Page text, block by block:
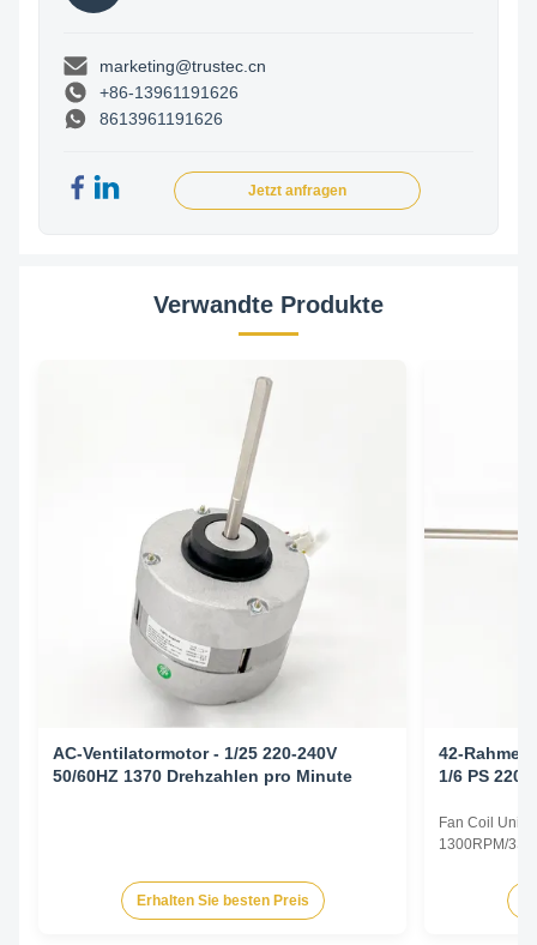
marketing@trustec.cn
+86-13961191626
8613961191626
Jetzt anfragen
Verwandte Produkte
AC-Ventilatormotor - 1/25 220-240V
50/60HZ 1370 Drehzahlen pro Minute
Erhalten Sie besten Preis
42-
1/6 PS 220-
Fan Coil Unit
1300RPM/
Type
TEAO